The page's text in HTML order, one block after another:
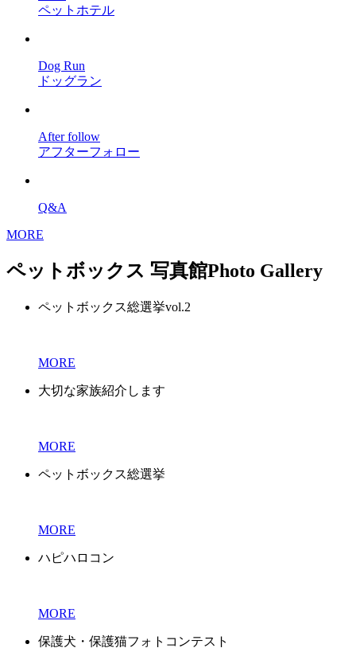
ペットホテル
Dog Run
ドッグラン
After follow
アフターフォロー
Q&A
MORE
ペットボックス 写真館Photo Gallery
ペットボックス総選挙vol.2
MORE
大切な家族紹介します
MORE
ペットボックス総選挙
MORE
ハピハロコン
MORE
保護犬・保護猫フォトコンテスト